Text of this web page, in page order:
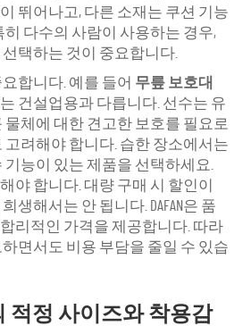
뛰어나고, 다른 소재는 쿠션 기능
히 다수의 사람이 사용하는 경우,
택하는 것이 중요합니다.
합니다. 예를 들어 무릎 보호대
건설업용과 다릅니다. 선수는 유
물체에 대한 견고한 보호를 필요로
고려해야 합니다. 습한 장소에서는
기능이 있는 제품을 선택하세요.
야 합니다. 대량 구매 시 할인이
생해서는 안 됩니다. DAFAN은 품
리적인 가격을 제공합니다. 따라
면서도 비용 부담을 줄일 수 있습
적정 사이즈와 착용감